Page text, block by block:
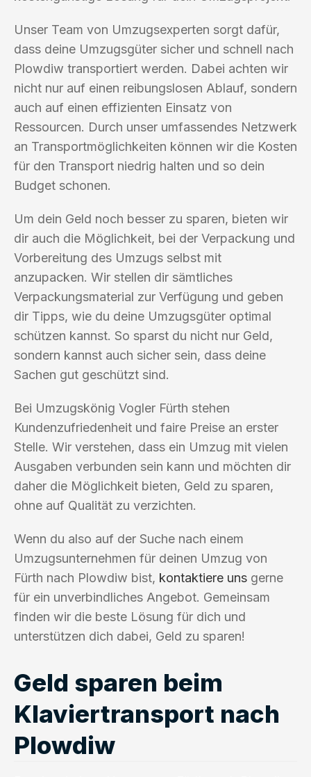
Unser Team von Umzugsexperten sorgt dafür,
dass deine Umzugsgüter sicher und schnell nach
Plowdiw transportiert werden. Dabei achten wir
nicht nur auf einen reibungslosen Ablauf, sondern
auch auf einen effizienten Einsatz von
Ressourcen. Durch unser umfassendes Netzwerk
an Transportmöglichkeiten können wir die Kosten
für den Transport niedrig halten und so dein
Budget schonen.
Um dein Geld noch besser zu sparen, bieten wir
dir auch die Möglichkeit, bei der Verpackung und
Vorbereitung des Umzugs selbst mit
anzupacken. Wir stellen dir sämtliches
Verpackungsmaterial zur Verfügung und geben
dir Tipps, wie du deine Umzugsgüter optimal
schützen kannst. So sparst du nicht nur Geld,
sondern kannst auch sicher sein, dass deine
Sachen gut geschützt sind.
Bei Umzugskönig Vogler Fürth stehen
Kundenzufriedenheit und faire Preise an erster
Stelle. Wir verstehen, dass ein Umzug mit vielen
Ausgaben verbunden sein kann und möchten dir
daher die Möglichkeit bieten, Geld zu sparen,
ohne auf Qualität zu verzichten.
Wenn du also auf der Suche nach einem
Umzugsunternehmen für deinen Umzug von
Fürth nach Plowdiw bist, kontaktiere uns gerne
für ein unverbindliches Angebot. Gemeinsam
finden wir die beste Lösung für dich und
unterstützen dich dabei, Geld zu sparen!
Geld sparen beim
Klaviertransport nach
Plowdiw